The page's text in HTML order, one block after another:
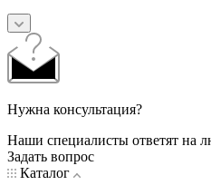
Нужна консультация?
Наши специалисты ответят на
Задать вопрос
Каталог